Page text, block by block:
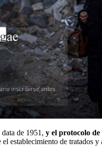
de 1951, y el protocolo de
establecimiento de tratados